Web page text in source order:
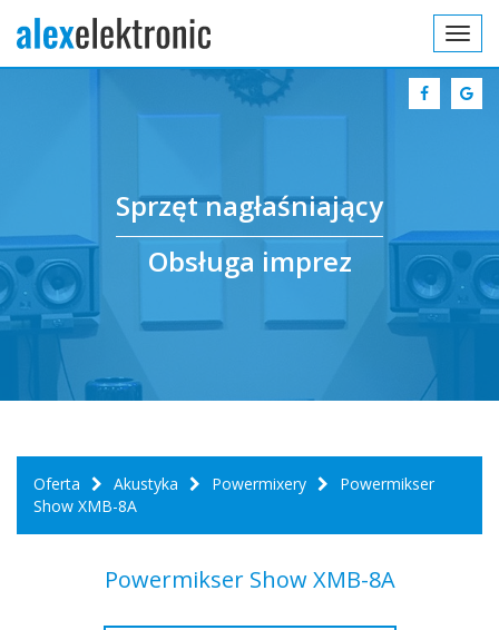
Sprzęt nagłaśniający
Obsługa imprez
Oferta Akustyka Powermixery
Powermikser
Show XMB-8A
Powermikser Show XMB-8A